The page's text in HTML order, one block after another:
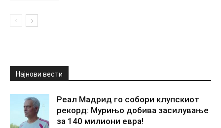
Најнови вести
Реал Мадрид го собори клупскиот
рекорд: Мурињо добива засилување
за 140 милиони евра!